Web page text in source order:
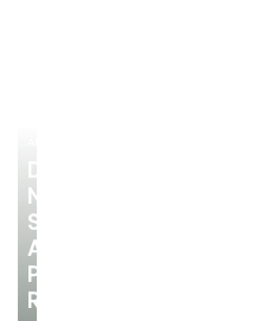
DESCUBRE
NUESTRA
SELECCIÓN
A
PRECIOS
REDUCIDOS